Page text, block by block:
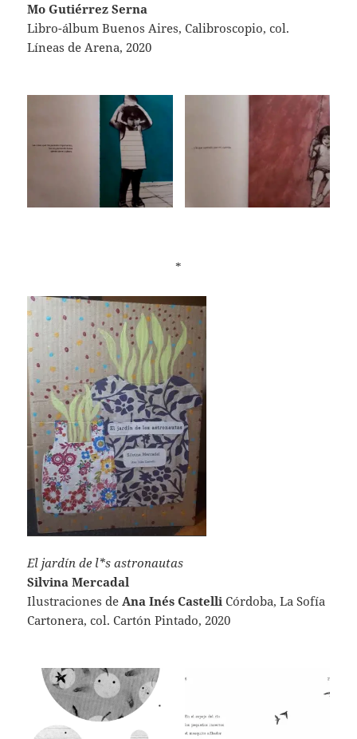
Mo Gutiérrez Serna
Libro-álbum Buenos Aires, Calibroscopio, col.
Líneas de Arena, 2020
*
El jardín de l*s astronautas
Silvina Mercadal
Ilustraciones de Ana Inés Castelli Córdoba, La Sofía
Cartonera, col. Cartón Pintado, 2020